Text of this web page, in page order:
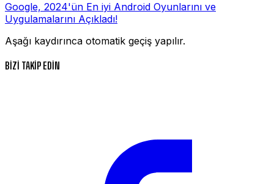
Google, 2024'ün En iyi Android Oyunlarını ve
Uygulamalarını Açıkladı!
Aşağı kaydırınca otomatik geçiş yapılır.
BİZİ TAKİP EDİN